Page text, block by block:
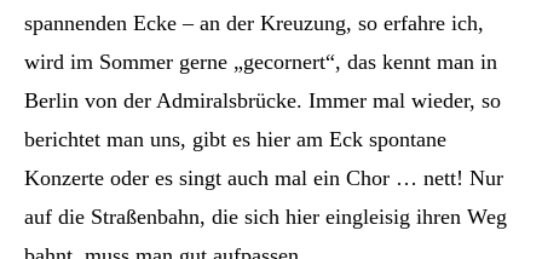
spannenden Ecke – an der Kreuzung, so erfahre ich,
wird im Sommer gerne „gecornert“, das kennt man in
Berlin von der Admiralsbrücke. Immer mal wieder, so
berichtet man uns, gibt es hier am Eck spontane
Konzerte oder es singt auch mal ein Chor … nett! Nur
auf die Straßenbahn, die sich hier eingleisig ihren Weg